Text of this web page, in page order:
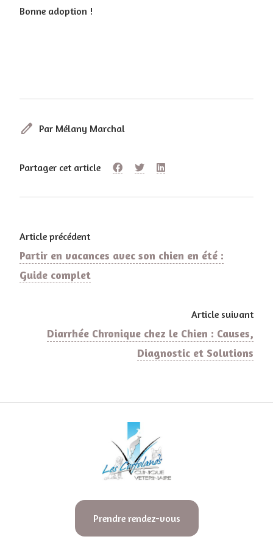
Bonne adoption !
edit Par Mélany Marchal
Partager cet article
Article précédent
Partir en vacances avec son chien en été :
Guide complet
Article suivant
Diarrhée Chronique chez le Chien : Causes,
Diagnostic et Solutions
Prendre rendez-vous